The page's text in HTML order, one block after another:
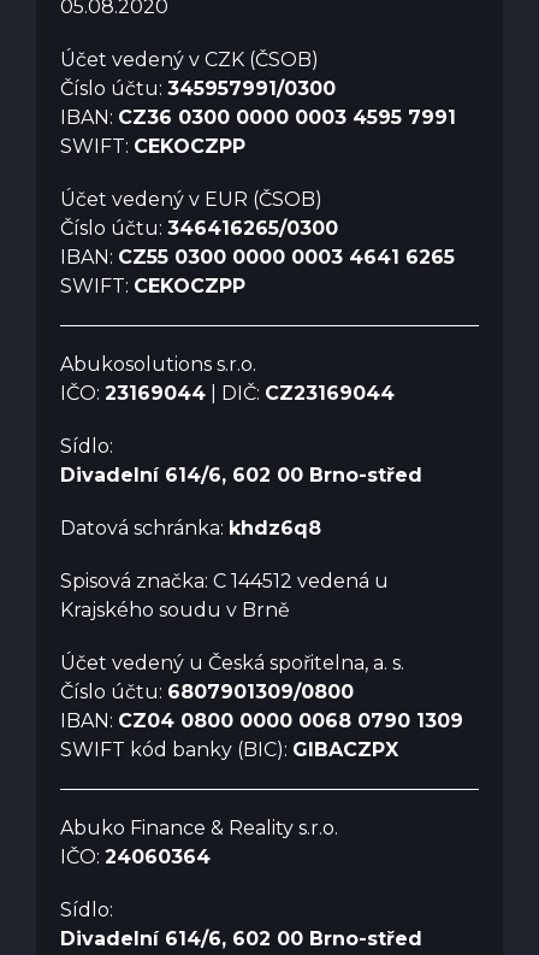
05.08.2020
Účet vedený v CZK (ČSOB)
Číslo účtu: 345957991/0300
IBAN: CZ36 0300 0000 0003 4595 7991
SWIFT: CEKOCZPP
Účet vedený v EUR (ČSOB)
Číslo účtu: 346416265/0300
IBAN: CZ55 0300 0000 0003 4641 6265
SWIFT: CEKOCZPP
Abukosolutions s.r.o.
IČO: 23169044 | DIČ: CZ23169044
Sídlo:
Divadelní 614/6, 602 00 Brno-střed
Datová schránka: khdz6q8
Spisová značka: C 144512 vedená u
Krajského soudu v Brně
Účet vedený u Česká spořitelna, a. s.
Číslo účtu: 6807901309/0800
IBAN: CZ04 0800 0000 0068 0790 1309
SWIFT kód banky (BIC): GIBACZPX
Abuko Finance & Reality s.r.o.
IČO: 24060364
Sídlo:
Divadelní 614/6, 602 00 Brno-střed